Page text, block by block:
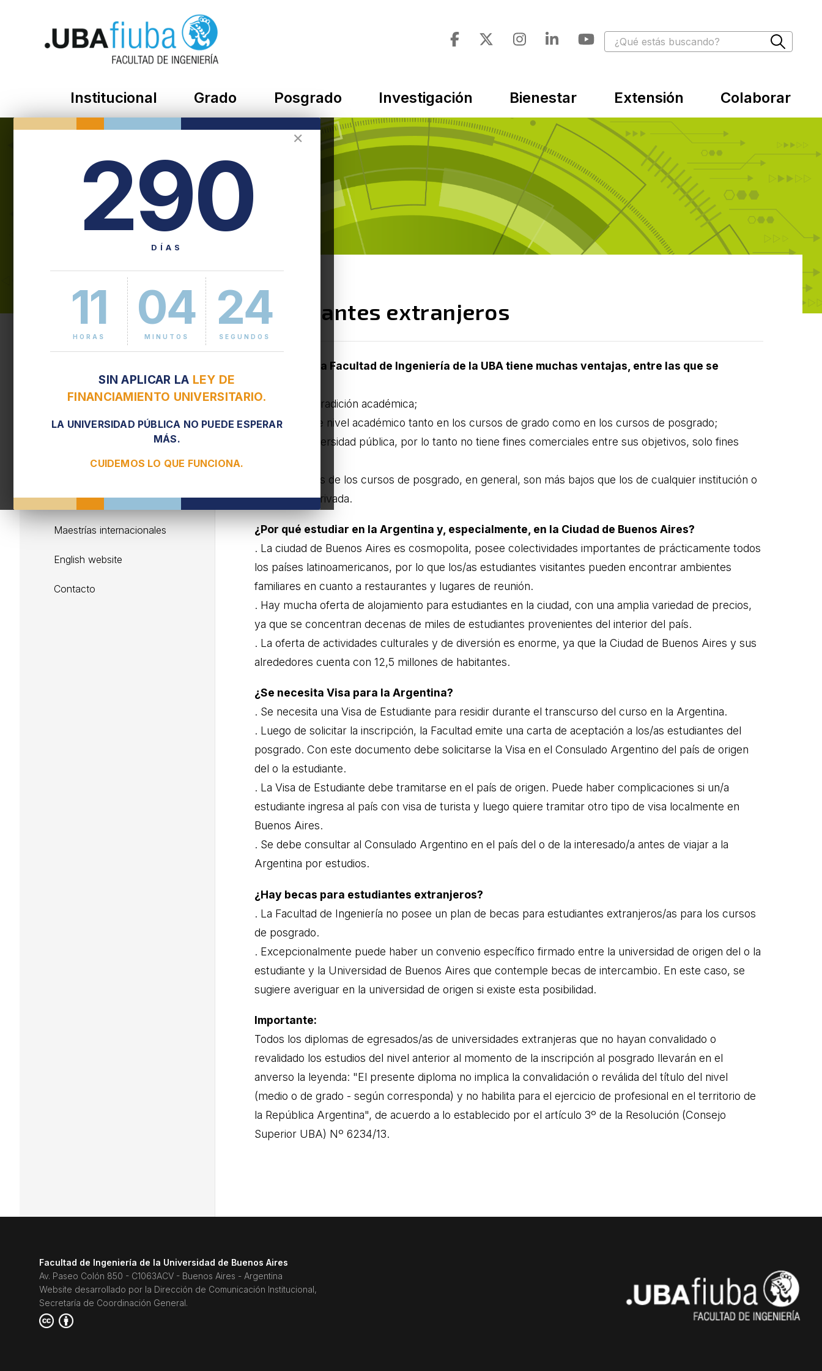
Institucional Grado Posgrado Investigación Bienestar Extensión Colaborar
✕
290
DÍAS
11
HORAS
04
MINUTOS
24
SEGUNDOS
SIN APLICAR LA LEY DE
FINANCIAMIENTO UNIVERSITARIO.
LA UNIVERSIDAD PÚBLICA NO PUEDE ESPERAR
MÁS.
CUIDEMOS LO QUE FUNCIONA.
Cursos a empresas e
instituciones
Estudiantes extranjeros
Tipos de posgrado
Maestrías internacionales
English website
Contacto
Estudiantes extranjeros
Estudiar en la Facultad de Ingeniería de la UBA tiene muchas ventajas, entre las que se
. su extensa tradición académica;
. su excelente nivel académico tanto en los cursos de grado como en los cursos de posgrado;
. ser una universidad pública, por lo tanto no tiene fines comerciales entre sus objetivos, solo fines
. los aranceles de los cursos de posgrado, en general, son más bajos que los de cualquier institución o
universidad privada.
¿Por qué estudiar en la Argentina y, especialmente, en la Ciudad de Buenos Aires?
. La ciudad de Buenos Aires es cosmopolita, posee colectividades importantes de prácticamente todos
los países latinoamericanos, por lo que los/as estudiantes visitantes pueden encontrar ambientes
familiares en cuanto a restaurantes y lugares de reunión.
. Hay mucha oferta de alojamiento para estudiantes en la ciudad, con una amplia variedad de precios,
ya que se concentran decenas de miles de estudiantes provenientes del interior del país.
. La oferta de actividades culturales y de diversión es enorme, ya que la Ciudad de Buenos Aires y sus
alrededores cuenta con 12,5 millones de habitantes.
¿Se necesita Visa para la Argentina?
. Se necesita una Visa de Estudiante para residir durante el transcurso del curso en la Argentina.
. Luego de solicitar la inscripción, la Facultad emite una carta de aceptación a los/as estudiantes del
posgrado. Con este documento debe solicitarse la Visa en el Consulado Argentino del país de origen
del o la estudiante.
. La Visa de Estudiante debe tramitarse en el país de origen. Puede haber complicaciones si un/a
estudiante ingresa al país con visa de turista y luego quiere tramitar otro tipo de visa localmente en
Buenos Aires.
. Se debe consultar al Consulado Argentino en el país del o de la interesado/a antes de viajar a la
Argentina por estudios.
¿Hay becas para estudiantes extranjeros?
. La Facultad de Ingeniería no posee un plan de becas para estudiantes extranjeros/as para los cursos
de posgrado.
. Excepcionalmente puede haber un convenio específico firmado entre la universidad de origen del o la
estudiante y la Universidad de Buenos Aires que contemple becas de intercambio. En este caso, se
sugiere averiguar en la universidad de origen si existe esta posibilidad.
Importante:
Todos los diplomas de egresados/as de universidades extranjeras que no hayan convalidado o
revalidado los estudios del nivel anterior al momento de la inscripción al posgrado llevarán en el
anverso la leyenda: "El presente diploma no implica la convalidación o reválida del título del nivel
(medio o de grado - según corresponda) y no habilita para el ejercicio de profesional en el territorio de
la República Argentina", de acuerdo a lo establecido por el artículo 3º de la Resolución (Consejo
Superior UBA) Nº 6234/13.
Facultad de Ingeniería de la Universidad de Buenos Aires
Av. Paseo Colón 850 - C1063ACV - Buenos Aires - Argentina
Website desarrollado por la Dirección de Comunicación Institucional,
Secretaría de Coordinación General.